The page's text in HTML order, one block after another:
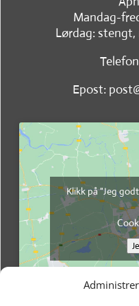
Mandag-
Lørdag: stengt,
Epost:
Klikk på "Jeg